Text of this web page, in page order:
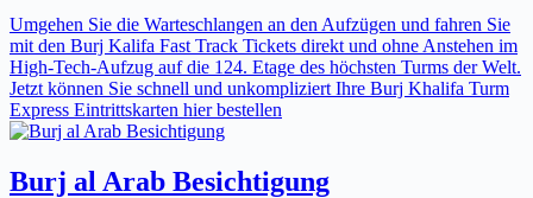
Umgehen Sie die Warteschlangen an den Aufzügen und fahren Sie
mit den Burj Kalifa Fast Track Tickets direkt und ohne Anstehen im
High-Tech-Aufzug auf die 124. Etage des höchsten Turms der Welt.
Jetzt können Sie schnell und unkompliziert Ihre Burj Khalifa Turm
Express Eintrittskarten hier bestellen
Burj al Arab Besichtigung